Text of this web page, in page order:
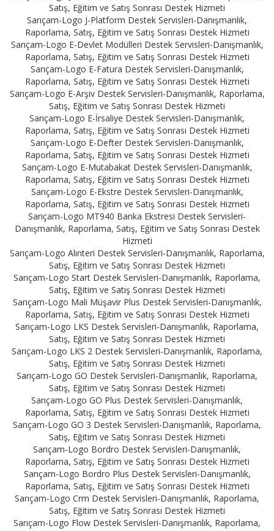
Satış, Eğitim ve Satış Sonrası Destek Hizmeti
Sarıçam-Logo J-Platform Destek Servisleri-Danışmanlık,
Raporlama, Satış, Eğitim ve Satış Sonrası Destek Hizmeti
Sarıçam-Logo E-Devlet Modülleri Destek Servisleri-Danışmanlık,
Raporlama, Satış, Eğitim ve Satış Sonrası Destek Hizmeti
Sarıçam-Logo E-Fatura Destek Servisleri-Danışmanlık,
Raporlama, Satış, Eğitim ve Satış Sonrası Destek Hizmeti
Sarıçam-Logo E-Arşiv Destek Servisleri-Danışmanlık, Raporlama,
Satış, Eğitim ve Satış Sonrası Destek Hizmeti
Sarıçam-Logo E-İrsaliye Destek Servisleri-Danışmanlık,
Raporlama, Satış, Eğitim ve Satış Sonrası Destek Hizmeti
Sarıçam-Logo E-Defter Destek Servisleri-Danışmanlık,
Raporlama, Satış, Eğitim ve Satış Sonrası Destek Hizmeti
Sarıçam-Logo E-Mutabakat Destek Servisleri-Danışmanlık,
Raporlama, Satış, Eğitim ve Satış Sonrası Destek Hizmeti
Sarıçam-Logo E-Ekstre Destek Servisleri-Danışmanlık,
Raporlama, Satış, Eğitim ve Satış Sonrası Destek Hizmeti
Sarıçam-Logo MT940 Banka Ekstresi Destek Servisleri-
Danışmanlık, Raporlama, Satış, Eğitim ve Satış Sonrası Destek
Hizmeti
Sarıçam-Logo Alınteri Destek Servisleri-Danışmanlık, Raporlama,
Satış, Eğitim ve Satış Sonrası Destek Hizmeti
Sarıçam-Logo Start Destek Servisleri-Danışmanlık, Raporlama,
Satış, Eğitim ve Satış Sonrası Destek Hizmeti
Sarıçam-Logo Mali Müşavir Plus Destek Servisleri-Danışmanlık,
Raporlama, Satış, Eğitim ve Satış Sonrası Destek Hizmeti
Sarıçam-Logo LKS Destek Servisleri-Danışmanlık, Raporlama,
Satış, Eğitim ve Satış Sonrası Destek Hizmeti
Sarıçam-Logo LKS 2 Destek Servisleri-Danışmanlık, Raporlama,
Satış, Eğitim ve Satış Sonrası Destek Hizmeti
Sarıçam-Logo GO Destek Servisleri-Danışmanlık, Raporlama,
Satış, Eğitim ve Satış Sonrası Destek Hizmeti
Sarıçam-Logo GO Plus Destek Servisleri-Danışmanlık,
Raporlama, Satış, Eğitim ve Satış Sonrası Destek Hizmeti
Sarıçam-Logo GO 3 Destek Servisleri-Danışmanlık, Raporlama,
Satış, Eğitim ve Satış Sonrası Destek Hizmeti
Sarıçam-Logo Bordro Destek Servisleri-Danışmanlık,
Raporlama, Satış, Eğitim ve Satış Sonrası Destek Hizmeti
Sarıçam-Logo Bordro Plus Destek Servisleri-Danışmanlık,
Raporlama, Satış, Eğitim ve Satış Sonrası Destek Hizmeti
Sarıçam-Logo Crm Destek Servisleri-Danışmanlık, Raporlama,
Satış, Eğitim ve Satış Sonrası Destek Hizmeti
Sarıçam-Logo Flow Destek Servisleri-Danışmanlık, Raporlama,